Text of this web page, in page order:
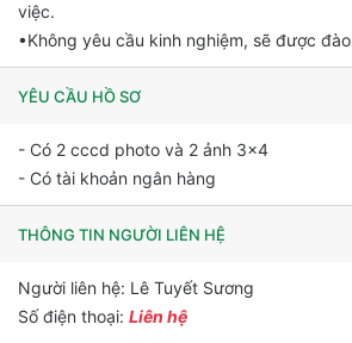
việc.
•Không yêu cầu kinh nghiệm, sẽ được
YÊU CẦU HỒ SƠ
- Có 2 cccd photo và 2 ảnh 3x4
- Có tài khoản ngân hàng
THÔNG TIN NGƯỜI LIÊN HỆ
Người liên hệ: Lê Tuyết Sương
Số điện thoại: Liên hệ